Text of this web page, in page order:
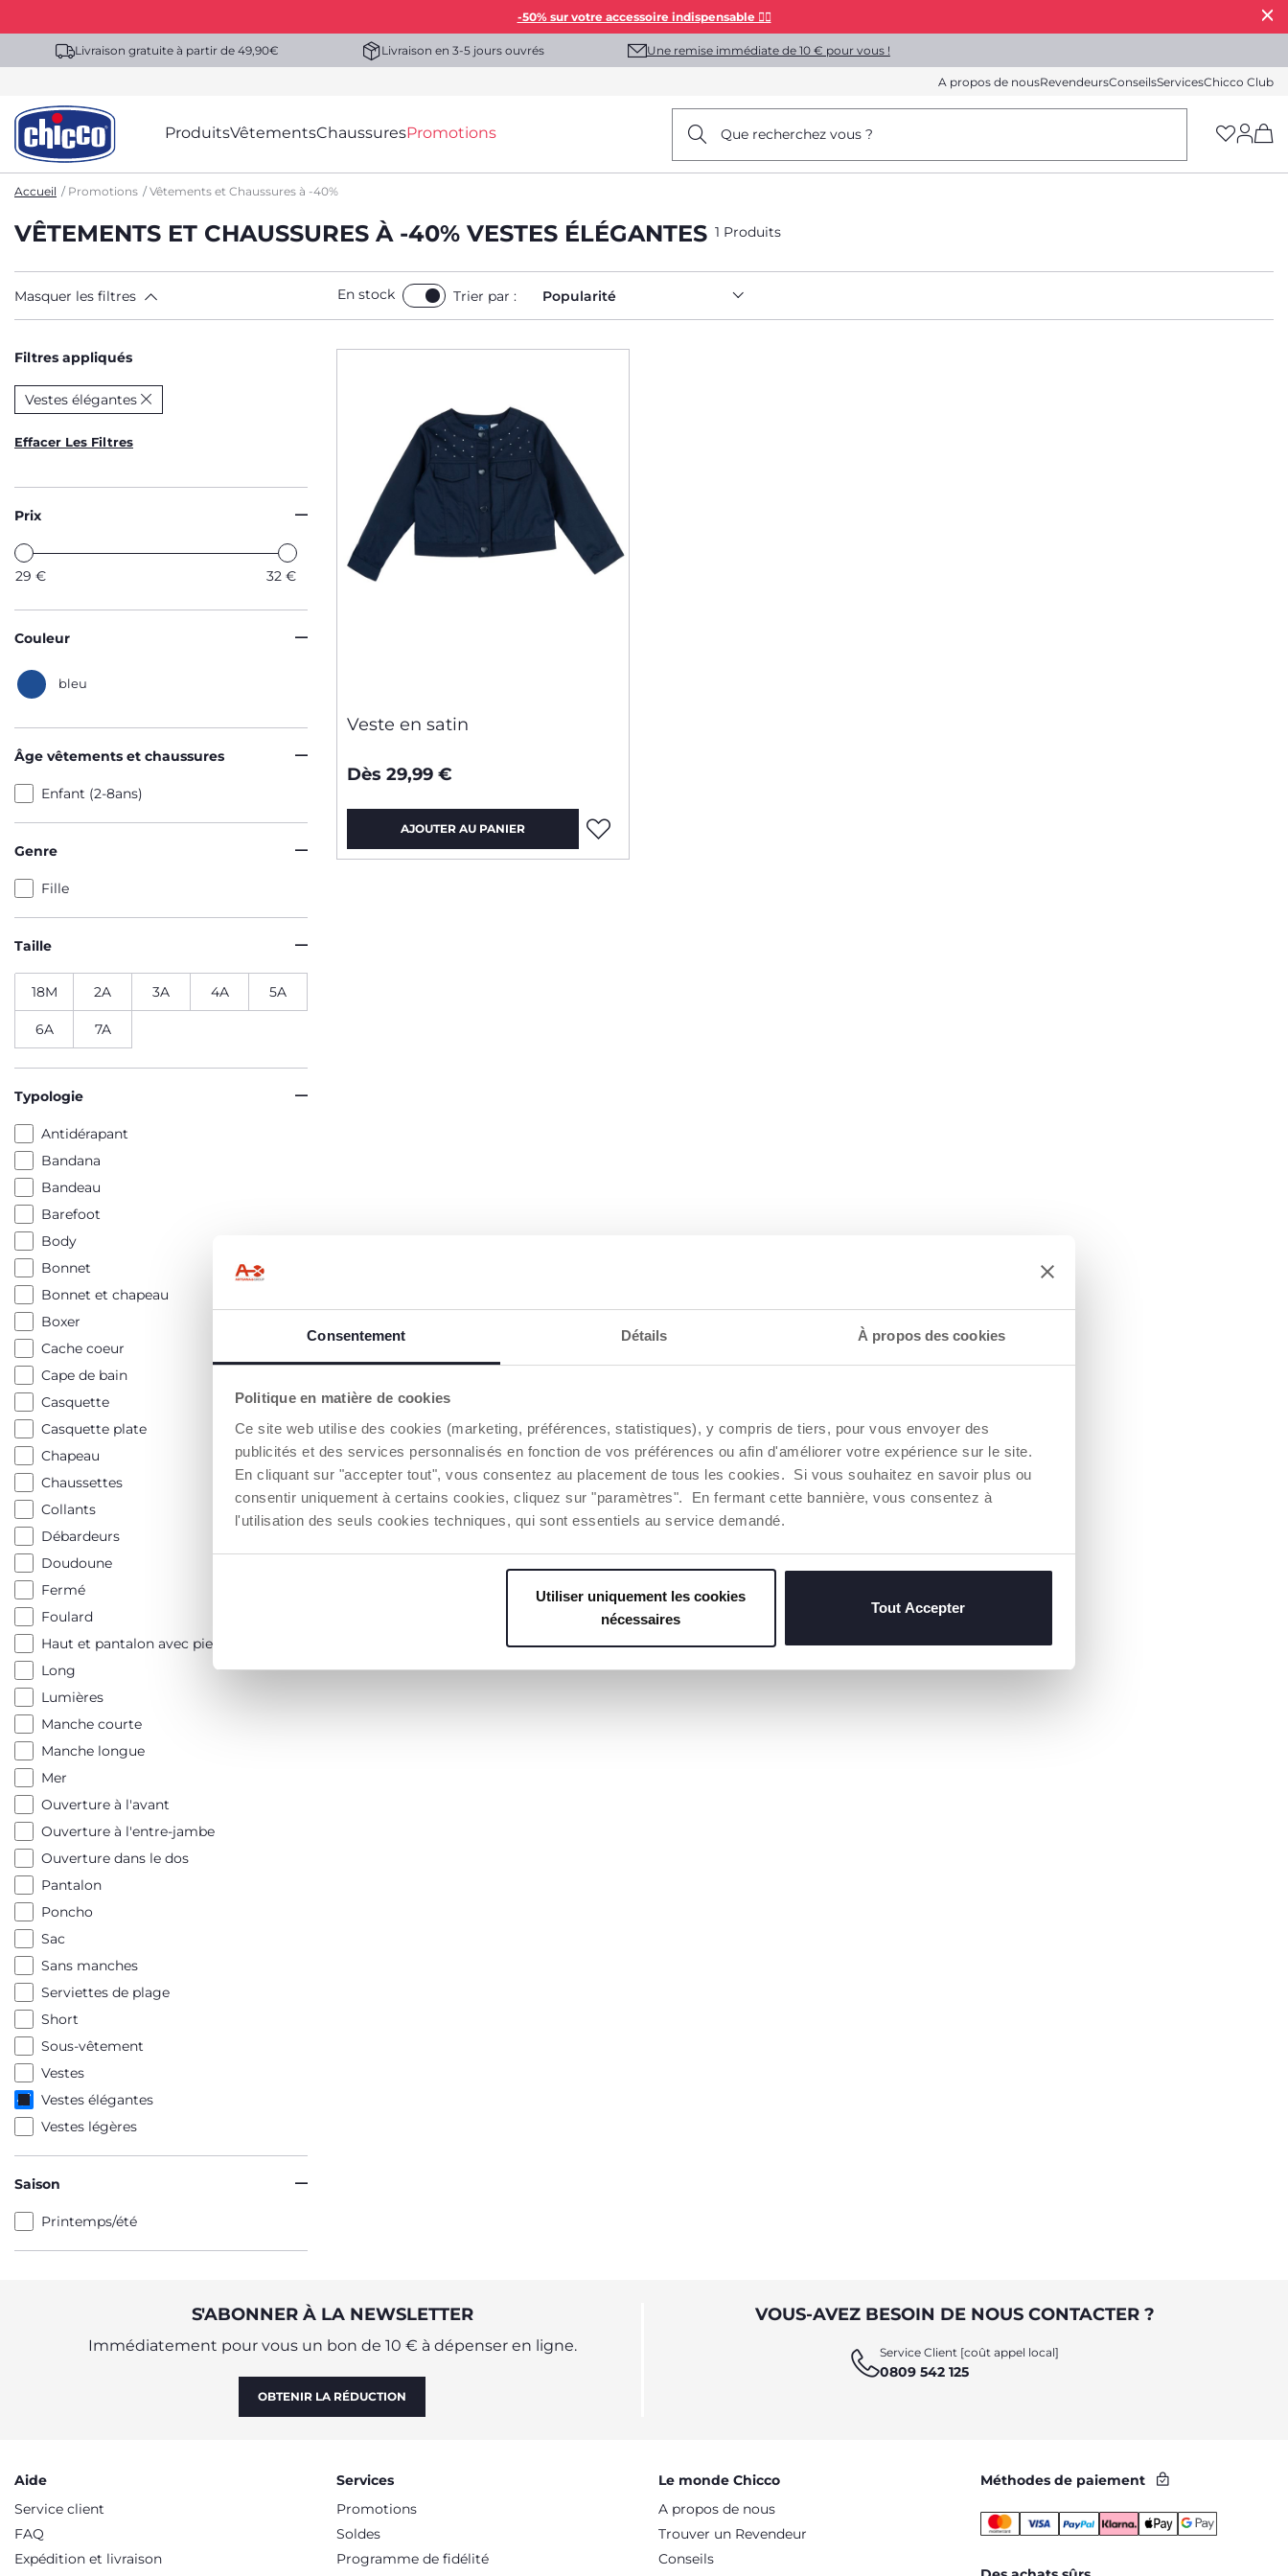
Consentement Détails À propos des cookies
Politique en matière de cookies
Ce site web utilise des cookies (marketing, préférences, statistiques), y compris de tiers, pour vous envoyer des
publicités et des services personnalisés en fonction de vos préférences ou afin d'améliorer votre expérience sur le site.
En cliquant sur "accepter tout", vous consentez au placement de tous les cookies. Si vous souhaitez en savoir plus ou
consentir uniquement à certains cookies, cliquez sur "paramètres". En fermant cette bannière, vous consentez à
l'utilisation des seuls cookies techniques, qui sont essentiels au service demandé.
Utiliser uniquement les cookies
nécessaires
Tout Accepter
-50% sur votre accessoire indispensable 👯‍♀️
Livraison gratuite à partir de 49,90€ Livraison en 3-5 jours ouvrés Une remise immédiate de 10 € pour vous !
A propos de nousRevendeursConseilsServicesChicco Club
ProduitsVêtementsChaussuresPromotions Que recherchez vous ?
Accueil Promotions Vêtements et Chaussures à -40%
VÊTEMENTS ET CHAUSSURES À -40% VESTES ÉLÉGANTES 1 Produits
Masquer les filtres En stock Trier par : Popularité
Filtres appliqués
Vestes élégantes
Effacer Les Filtres
Prix
29 € 32 €
Couleur
bleu
Âge vêtements et chaussures
Enfant (2-8ans)
Genre
Fille
Taille
18M 2A 3A 4A 5A
6A 7A
Typologie
Antidérapant
Bandana
Bandeau
Barefoot
Body
Bonnet
Bonnet et chapeau
Boxer
Cache coeur
Cape de bain
Casquette
Casquette plate
Chapeau
Chaussettes
Collants
Débardeurs
Doudoune
Fermé
Foulard
Haut et pantalon avec pieds
Long
Lumières
Manche courte
Manche longue
Mer
Ouverture à l'avant
Ouverture à l'entre-jambe
Ouverture dans le dos
Pantalon
Poncho
Sac
Sans manches
Serviettes de plage
Short
Sous-vêtement
Vestes
Vestes élégantes
Vestes légères
Saison
Printemps/été
Veste en satin
Dès 29,99 €
AJOUTER AU PANIER
S'ABONNER À LA NEWSLETTER
Immédiatement pour vous un bon de 10 € à dépenser en ligne.
OBTENIR LA RÉDUCTION
VOUS-AVEZ BESOIN DE NOUS CONTACTER ?
Service Client [coût appel local]
0809 542 125
Aide
Service client
FAQ
Expédition et livraison
Services
Promotions
Soldes
Programme de fidélité
Le monde Chicco
A propos de nous
Trouver un Revendeur
Conseils
Méthodes de paiement